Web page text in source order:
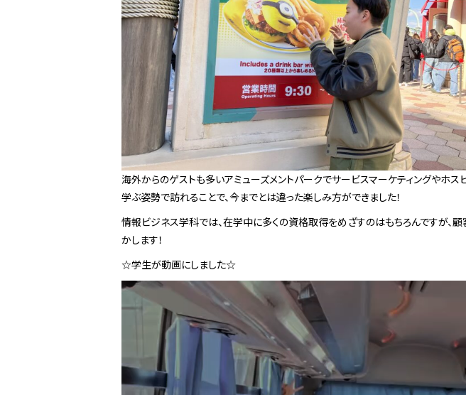
海外からのゲストも多いアミューズメントパークでサービスマーケティングやホスピ
学ぶ姿勢で訪れることで、今までとは違った楽しみ方ができました！
情報ビジネス学科では、在学中に多くの資格取得をめざすのはもちろんですが、
かします！
☆学生が動画にしました☆
動
画